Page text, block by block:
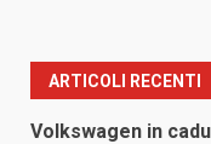
ARTICOLI RECENTI
Volkswagen in